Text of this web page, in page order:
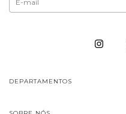
DEPARTAMENTOS